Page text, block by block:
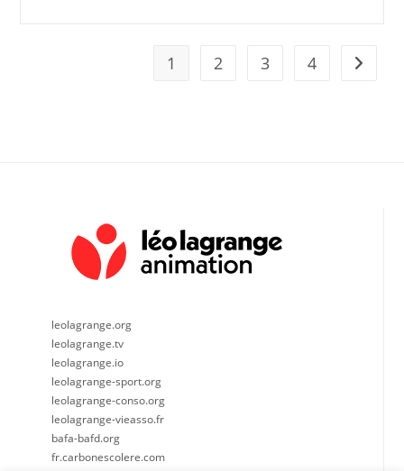
1 2 3 4 Aller à
leolagrange.org
leolagrange.tv
leolagrange.io
leolagrange-sport.org
leolagrange-conso.org
leolagrange-vieasso.fr
bafa-bafd.org
fr.carbonescolere.com